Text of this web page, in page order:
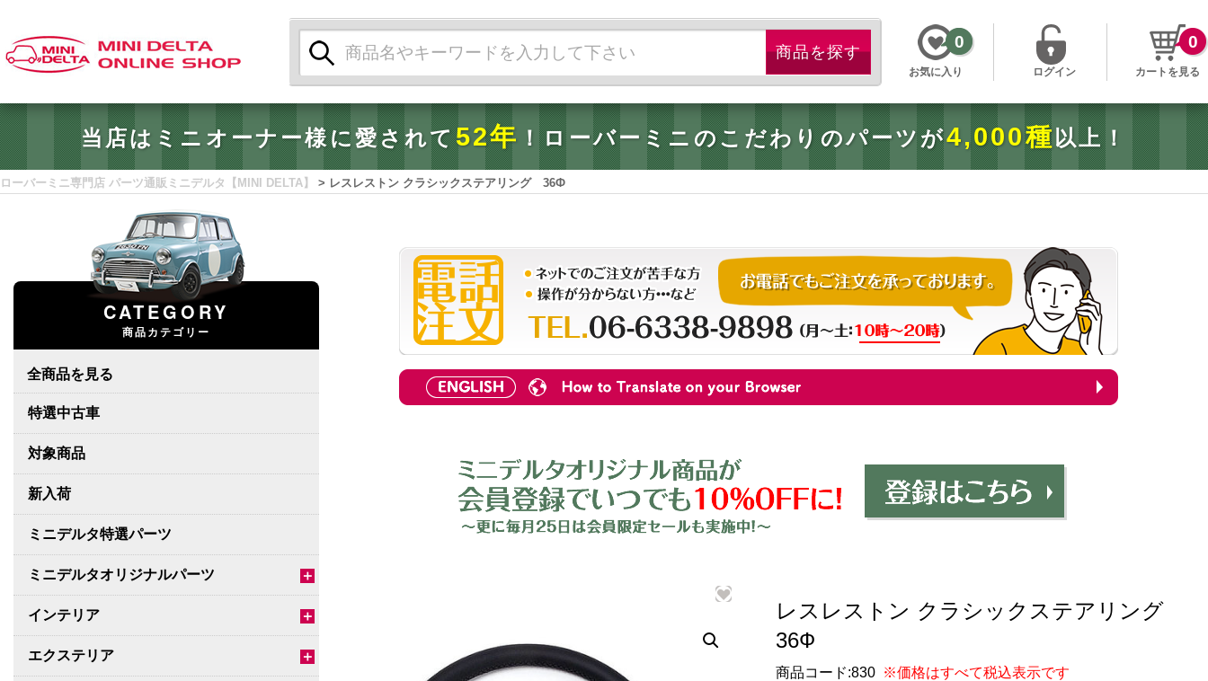
索:
お気に入り
0
ログイン カートを見る
0
当店はミニオーナー様に愛されて52年 ！ローバーミニのこだわりのパーツが4,000種 以上！
ローバーミニ専門店 パーツ通販ミニデルタ【MINI DELTA】 > レスレストン クラシックステアリング 36Ф
CATEGORY
商品カテゴリー
全商品を見る
特選中古車
対象商品
新入荷
ミニデルタ特選パーツ
＋
ミニデルタオリジナルパーツ
＋
インテリア
＋
エクステリア
レスレストン クラシックステアリング
36Ф
商品コード:830 ※価格はすべて税込表示です